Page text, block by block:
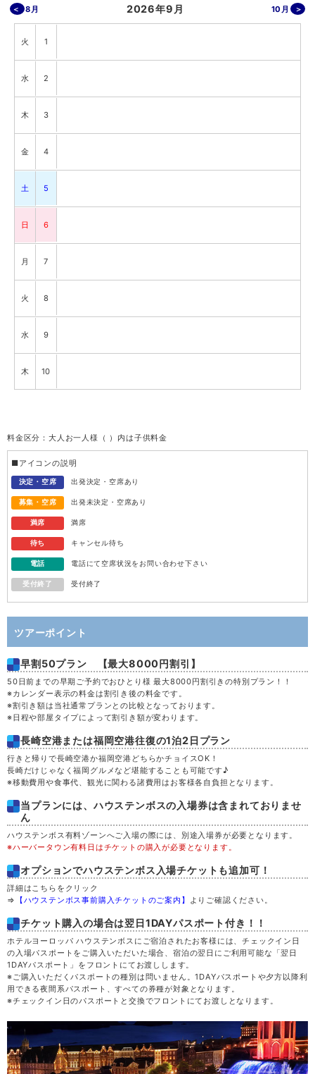
8月 2026年9月 10月
火 1
水 2
木 3
金 4
土 5
日 6
月 7
火 8
水 9
木 10
土 12
日 13
月 14
水 16
木 17
金 18
土 19
日 20
月 21
火 22
水 23
木 24
金 25
土 26
日 27
月 28
火 29
料金区分：大人お一人様（ ）内は子供料金
■アイコンの説明
決定・空席 出発決定・空席あり
募集・空席 出発未決定・空席あり
満席 満席
待ち キャンセル待ち
電話 電話にて空席状況をお問い合わせ下さい
受付終了 受付終了
ツアーポイント
早割50プラン 【最大8000円割引】
50日前までの早期ご予約でおひとり様 最大8000円割引きの特別プラン！！
※カレンダー表示の料金は割引き後の料金です。
※割引き額は当社通常プランとの比較となっております。
※日程や部屋タイプによって割引き額が変わります。
長崎空港または福岡空港往復の1泊2日プラン
行きと帰りで長崎空港か福岡空港どちらかチョイスOK！
長崎だけじゃなく福岡グルメなど堪能することも可能です♪
※移動費用や食事代、観光に関わる諸費用はお客様各自負担となります。
当プランには、ハウステンボスの入場券は含まれておりませ
ん
ハウステンボス有料ゾーンへご入場の際には、別途入場券が必要となります。
※ハーバータウン有料日はチケットの購入が必要となります。
オプションでハウステンボス入場チケットも追加可！
詳細はこちらをクリック
⇒ 【ハウステンボス事前購入チケットのご案内】 よりご確認ください。
チケット購入の場合は翌日1DAYパスポート付き！！
ホテルヨーロッパ ハウステンボスにご宿泊されたお客様には、チェックイン日
の入場パスポートをご購入いただいた場合、宿泊の翌日にご利用可能な「翌日
1DAYパスポート」をフロントにてお渡しします。
※ご購入いただくパスポートの種別は問いません。1DAYパスポートや夕方以降利
用できる夜間系パスポート、すべての券種が対象となります。
※チェックイン日のパスポートと交換でフロントにてお渡しとなります。